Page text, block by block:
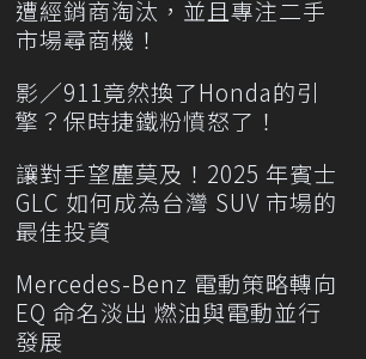
遭經銷商淘汰，並且專注二手
市場尋商機！
影／911竟然換了Honda的引
擎？保時捷鐵粉憤怒了！
讓對手望塵莫及！2025 年賓士
GLC 如何成為台灣 SUV 市場的
最佳投資
Mercedes-Benz 電動策略轉向
EQ 命名淡出 燃油與電動並行
發展